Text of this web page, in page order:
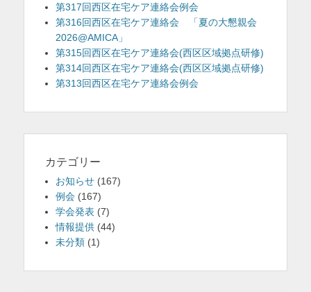
第317回西区在宅ケア連絡会例会
第316回西区在宅ケア連絡会 「夏の大懇親会
2026@AMICA」
第315回西区在宅ケア連絡会(西区区域拠点研修)
第314回西区在宅ケア連絡会(西区区域拠点研修)
第313回西区在宅ケア連絡会例会
カテゴリー
お知らせ (167)
例会 (167)
学会発表 (7)
情報提供 (44)
未分類 (1)